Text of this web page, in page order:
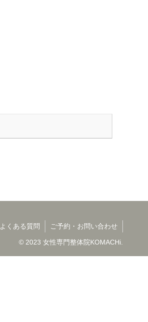
よくある質問 ご予約・お問い合わせ
© 2023 女性専門整体院KOMACHi.